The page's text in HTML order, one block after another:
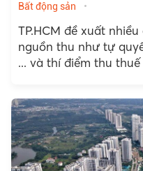
Bất động sản
TP.HCM đề xuất
nguồn thu như tự
... và thí điểm thu